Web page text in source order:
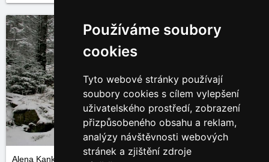
Používáme soubory
cookies
Tyto webové stránky používají
soubory cookies s cílem vylepšení
uživatelského prostředí, zobrazení
přizpůsobeného obsahu a reklam,
analýzy návštěvnosti webových
stránek a zjištění zdroje
Alena Kanková